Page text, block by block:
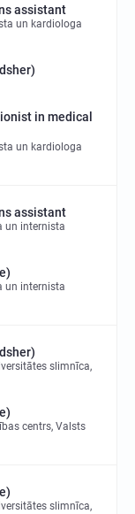
assistant
un kardiologa
in medical
un kardiologa
assistant
un internista
un internista
slimnīca,
centrs, Valsts
slimnīca,